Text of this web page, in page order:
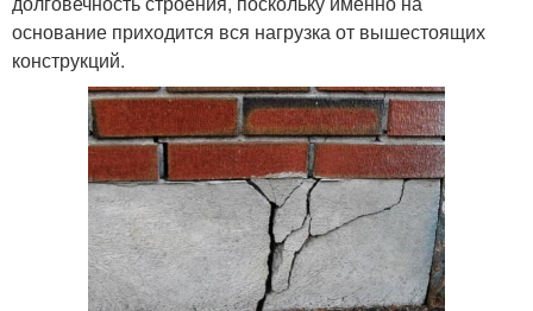
основание приходится вся нагрузка от вышестоящих
конструкций.